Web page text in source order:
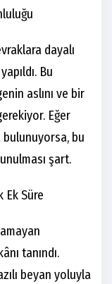
dayalı
Bu
aslını ve bir
Eğer
bu
şart.
Ek Süre
tanındı.
beyan yoluyla